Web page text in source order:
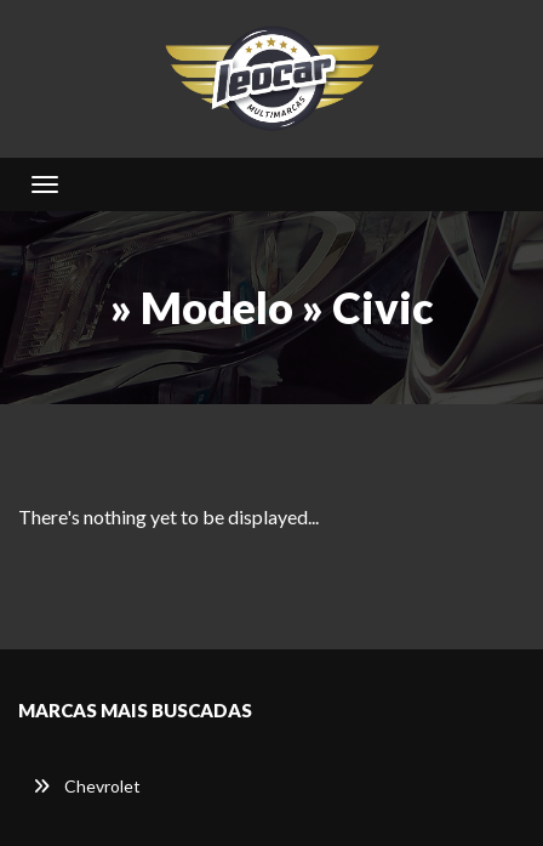
Toggle navigation
» Modelo » Civic
There's nothing yet to be displayed...
MARCAS MAIS BUSCADAS
Chevrolet